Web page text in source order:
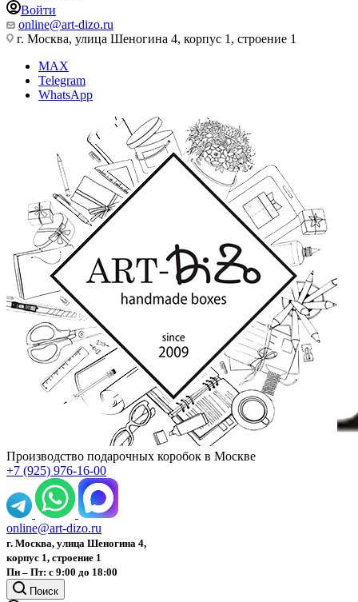
Войти
online@art-dizo.ru
г. Москва, улица Шеногина 4, корпус 1, строение 1
MAX
Telegram
WhatsApp
Производство подарочных коробок в Москве
+7 (925) 976-16-00
online@art-dizo.ru
г. Москва, улица Шеногина 4,
корпус 1, строение 1
Пн – Пт: с 9:00 до 18:00
Поиск